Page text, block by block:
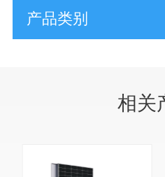
产品类别
相关